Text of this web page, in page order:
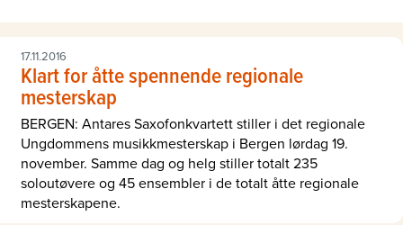
17.11.2016
Klart for åtte spennende regionale
mesterskap
BERGEN: Antares Saxofonkvartett stiller i det regionale
Ungdommens musikkmesterskap i Bergen lørdag 19.
november. Samme dag og helg stiller totalt 235
soloutøvere og 45 ensembler i de totalt åtte regionale
mesterskapene.